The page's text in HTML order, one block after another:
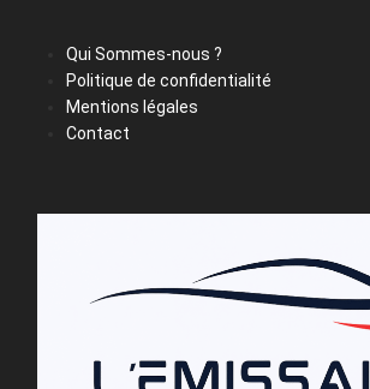
Qui Sommes-nous ?
Politique de confidentialité
Mentions légales
Contact